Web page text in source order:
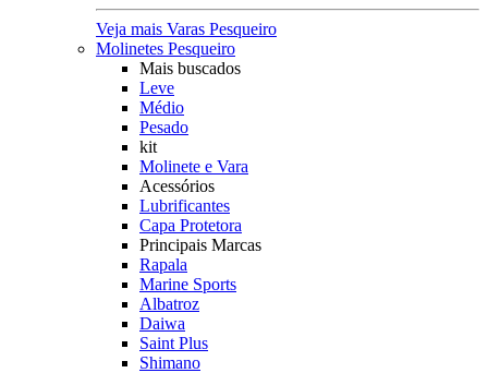
Veja mais Varas Pesqueiro
Molinetes Pesqueiro
Mais buscados
Leve
Médio
Pesado
kit
Molinete e Vara
Acessórios
Lubrificantes
Capa Protetora
Principais Marcas
Rapala
Marine Sports
Albatroz
Daiwa
Saint Plus
Shimano